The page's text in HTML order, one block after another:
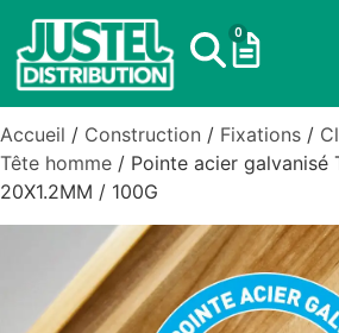
0
Accueil / Construction / Fixations /
Tête homme / Pointe acier galvanisé
20X1.2MM / 100G